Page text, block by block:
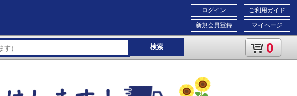
ご利用ガイド
マイページ
ログイン
新規会員登録
検索 0